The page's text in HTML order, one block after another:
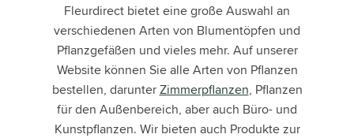
Fleurdirect bietet eine große Auswahl an
verschiedenen Arten von Blumentöpfen und
Pflanzgefäßen und vieles mehr. Auf unserer
Website können Sie alle Arten von Pflanzen
bestellen, darunterZimmerpflanzen, Pflanzen
für den Außenbereich, aber auch Büro- und
Kunstpflanzen. Wir bieten auch Produkte zur